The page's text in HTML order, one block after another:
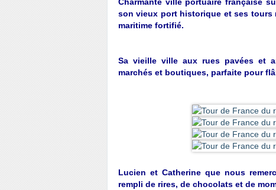
son vieux port historique et ses tours
maritime fortifié.
Sa vieille ville aux rues pavées et
marchés et boutiques, parfaite pour
Lucien et Catherine que nous
rempli de rires, de chocolats et de